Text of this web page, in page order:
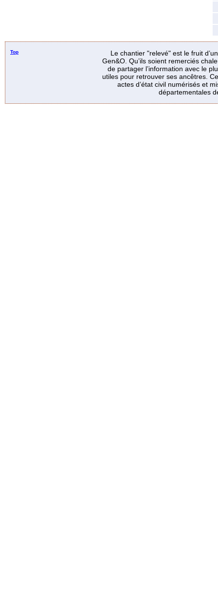
Top
Le chantier "relevé" est le fruit
Gen&O. Qu’ils soient remerciés
de partager l’information avec le
utiles pour retrouver ses ancêtres.
actes d’état civil numérisés et
départementales